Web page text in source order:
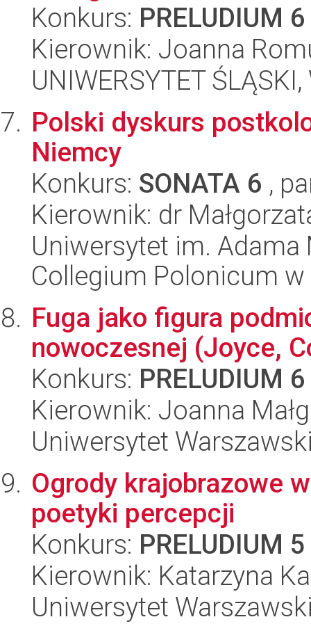
Konkurs: PRELUDIUM 6
Kierownik: Joanna
UNIWERSYTET
Polski dyskurs
Niemcy
Konkurs: SONATA 6 ,
Kierownik: dr
Uniwersytet im.
Collegium Polonicum w
Fuga jako figura
nowoczesnej (Joyce,
Konkurs: PRELUDIUM 6
Kierownik: Joanna
Uniwersytet
Ogrody krajobrazowe
poetyki percepcji
Konkurs: PRELUDIUM 5
Kierownik: Katarzyna
Uniwersytet